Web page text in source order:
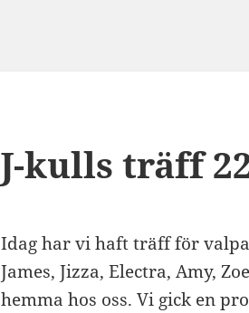
J-kulls träff
Idag har vi haft träff för
James, Jizza, Electra, Amy,
hemma hos oss. Vi gick en